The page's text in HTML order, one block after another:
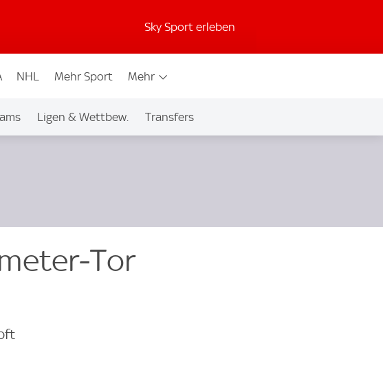
Sky Sport erleben
NHL Mehr Sport Mehr
Ligen & Wettbew. Transfers
Tor